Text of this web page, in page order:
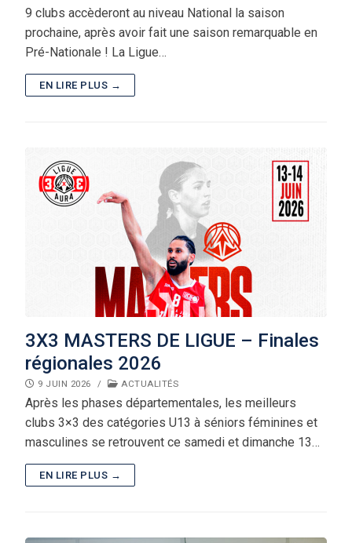
9 clubs accèderont au niveau National la saison
prochaine, après avoir fait une saison remarquable en
Pré-Nationale ! La Ligue…
EN LIRE PLUS →
3X3 MASTERS DE LIGUE – Finales
régionales 2026
9 JUIN 2026 / ACTUALITÉS
Après les phases départementales, les meilleurs
clubs 3×3 des catégories U13 à séniors féminines et
masculines se retrouvent ce samedi et dimanche 13…
EN LIRE PLUS →